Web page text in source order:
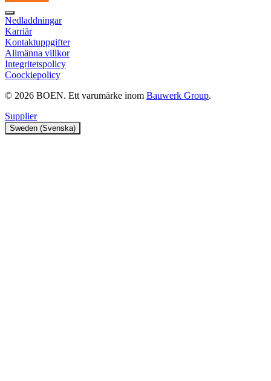
Nedladdningar
Karriär
Kontaktuppgifter
Allmänna villkor
Integritetspolicy
Coockiepolicy
© 2026 BOEN. Ett varumärke inom Bauwerk Group.
Supplier
Sweden (Svenska)